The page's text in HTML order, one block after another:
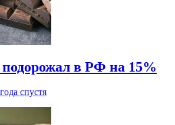
в РФ на 15%
спустя